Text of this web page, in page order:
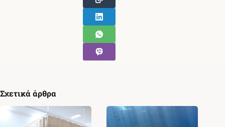
Σχετικά άρθρα